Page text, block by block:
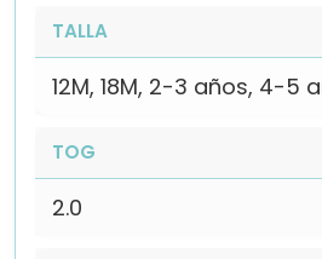
TALLA
12M, 18M, 2-3 años, 4-5
TOG
2.0